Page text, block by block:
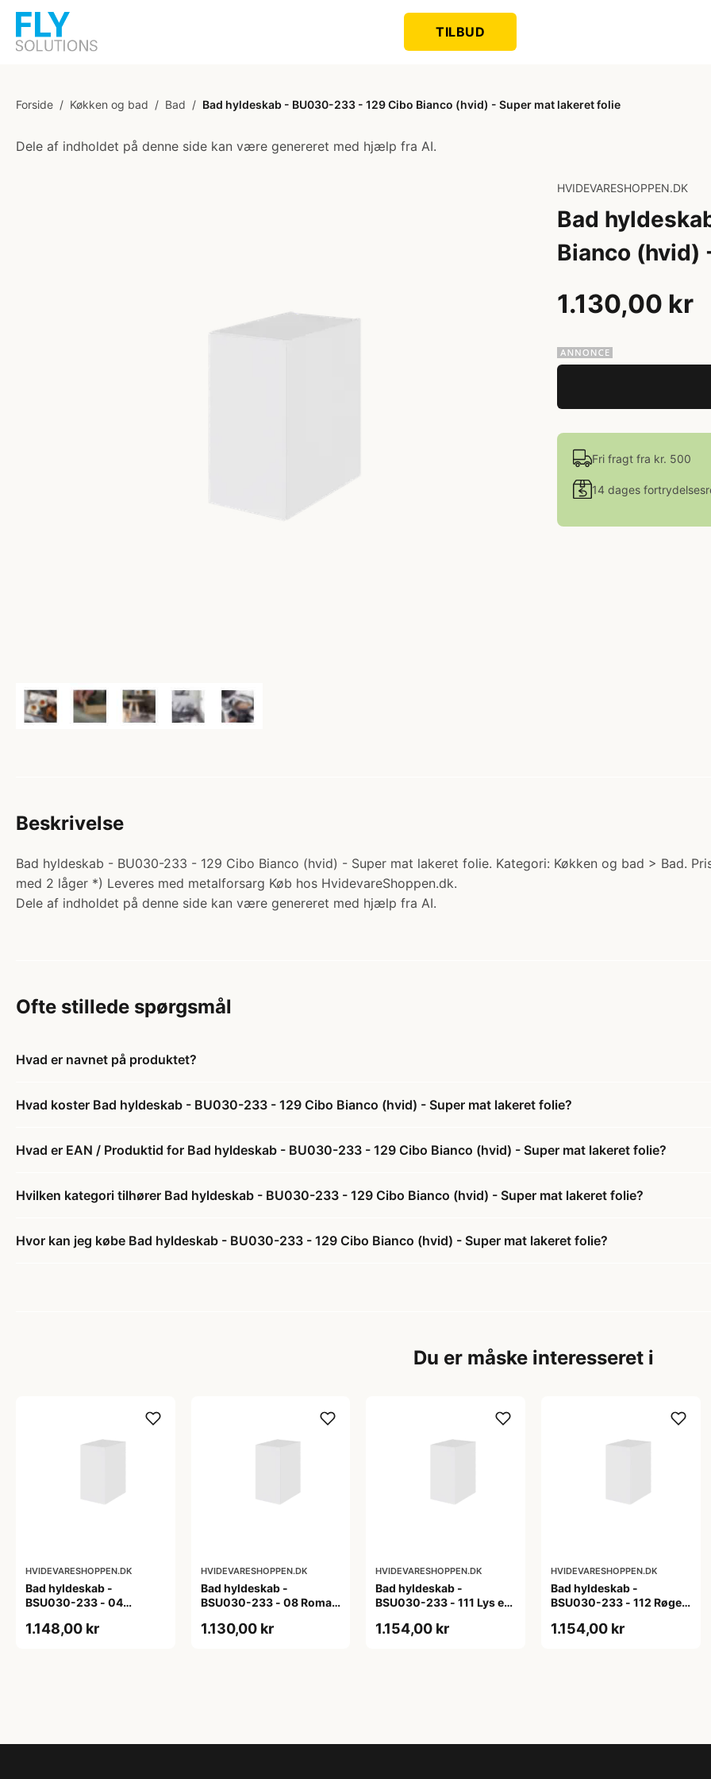
TILBUD
Forside / Køkken og bad / Bad / Bad hyldeskab - BU030-233 - 129 Cibo Bianco (hvid) - Super mat lakeret folie
Dele af indholdet på denne side kan være genereret med hjælp fra AI.
HVIDEVARESHOPPEN.DK
Bad
Bianco (hvid)
1.130,00 kr
Fri fragt fra kr. 500
14 dages
Beskrivelse
Bad hyldeskab - BU030-233 - 129 Cibo Bianco (hvid) - Super mat lakeret folie. Kategori: Køkken og bad > Bad.
med 2 låger *) Leveres med metalforsarg Køb hos HvidevareShoppen.dk.
Dele af indholdet på denne side kan være genereret med hjælp fra AI.
Ofte stillede spørgsmål
Hvad er navnet på produktet?
Hvad koster Bad hyldeskab - BU030-233 - 129 Cibo Bianco (hvid) - Super mat lakeret folie?
Hvad er EAN / Produktid for Bad hyldeskab - BU030-233 - 129 Cibo Bianco (hvid) - Super mat lakeret folie?
Hvilken kategori tilhører Bad hyldeskab - BU030-233 - 129 Cibo Bianco (hvid) - Super mat lakeret folie?
Hvor kan jeg købe Bad hyldeskab - BU030-233 - 129 Cibo Bianco (hvid) - Super mat lakeret folie?
Du er måske interesseret i
HVIDEVARESHOPPEN.DK
Bad hyldeskab -
BSU030-233 - 04
1.148,00 kr
HVIDEVARESHOPPEN.DK
Bad hyldeskab -
BSU030-233 - 08 Roma -
1.130,00 kr
HVIDEVARESHOPPEN.DK
Bad hyldeskab -
BSU030-233 - 111 Lys eg
1.154,00 kr
HVIDEVARESHOPPEN.DK
Bad hyldeskab -
BSU030-233 - 112 Røget
1.154,00 kr